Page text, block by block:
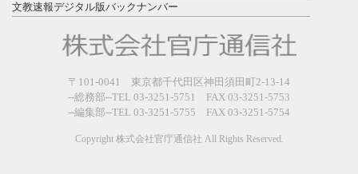
2026年7月31
日更新
た東北大植
文教速報デジタル版バックナンバー
〒101-0041 東京都千代田区神田須田町2-13-14
--総務部--TEL 03-3251-5751 FAX 03-3251-5753
--編集部--TEL 03-3251-5755 FAX 03-3251-5754
Copyright 株式会社官庁通信社 All Rights Reserved.